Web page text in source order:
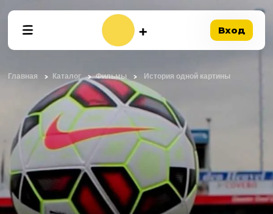
Вход
Главная Каталог Фильмы История одной картины